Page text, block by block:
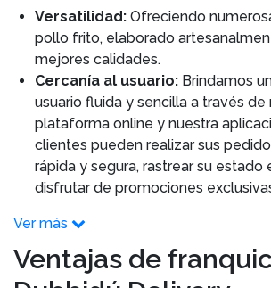
Versatilidad: Ofreciendo
pollo frito, elaborado
mejores calidades.
Cercanía al usuario: Brindamos
usuario fluida y sencilla a través de
plataforma online y nuestra
clientes pueden realizar sus
rápida y segura, rastrear su estado
disfrutar de promociones
Ver más
Ventajas de